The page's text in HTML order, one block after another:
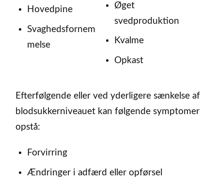
Hovedpine
Svaghedsfornem
melse
Øget
svedproduktion
Kvalme
Opkast
Efterfølgende eller ved yderligere sænkelse af
blodsukkerniveauet kan følgende symptomer
opstå:
Forvirring
Ændringer i adfærd eller opførsel